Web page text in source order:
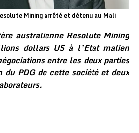
Mining arrêté et détenu au Mali
australienne Resolute Mining
dollars US à l’Etat malien
entre les deux parties
du PDG de cette société et deux